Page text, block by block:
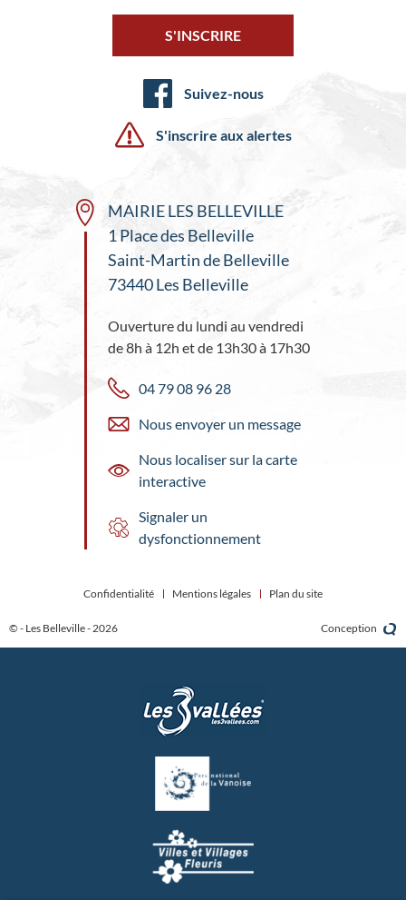
S'INSCRIRE
Suivez-nous
S'inscrire aux alertes
MAIRIE LES BELLEVILLE
1 Place des Belleville
Saint-Martin de Belleville
73440 Les Belleville
Ouverture du lundi au vendredi
de 8h à 12h et de 13h30 à 17h30
04 79 08 96 28
Nous envoyer un message
Nous localiser sur la carte
interactive
Signaler un
dysfonctionnement
© - Les Belleville - 2026
Confidentialité Mentions légales Plan du site
Conception